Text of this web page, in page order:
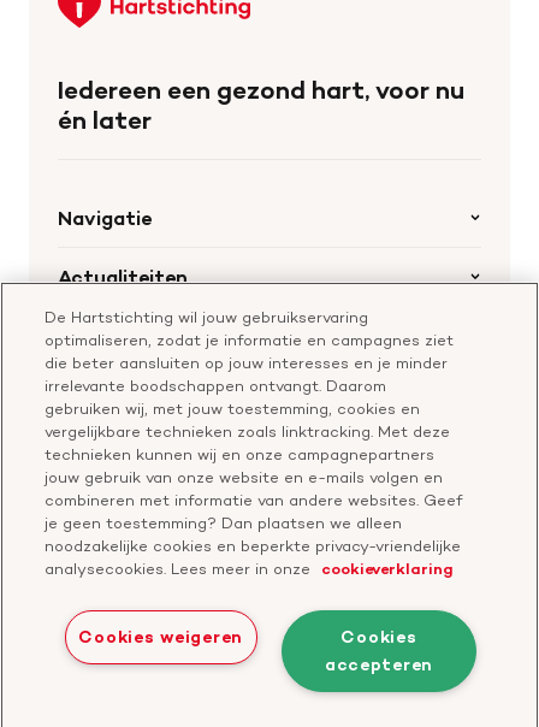
terug
homepage
Iedereen een gezond hart, voor nu
én later
Navigatie
Samenwerking en financiering
Onze missie
Actualiteiten
Nieuws
Nieuwsbrief voor professionals
Hartstichting.nl
Publiekswebsite Hartstichting.nl
Over de Hartstichting
Jaarverslag
Contact
Contactgegevens
Doneer Cavaris
Bezoek
onze
LinkedIn
Privacyverklaring
De Hartstichting wil jouw gebruikservaring
optimaliseren, zodat je informatie en campagnes ziet
die beter aansluiten op jouw interesses en je minder
irrelevante boodschappen ontvangt. Daarom
gebruiken wij, met jouw toestemming, cookies en
vergelijkbare technieken zoals linktracking. Met deze
technieken kunnen wij en onze campagnepartners
jouw gebruik van onze website en e-mails volgen en
combineren met informatie van andere websites. Geef
je geen toestemming? Dan plaatsen we alleen
noodzakelijke cookies en beperkte privacy-vriendelijke
analysecookies. Lees meer in onze
cookieverklaring
Cookies
accepteren
Cookies weigeren